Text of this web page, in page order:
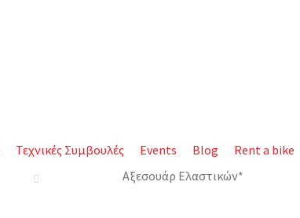
Τεχνικές Συμβουλές Events Blog
Rent a bike
Αξεσουάρ Ελαστικών*